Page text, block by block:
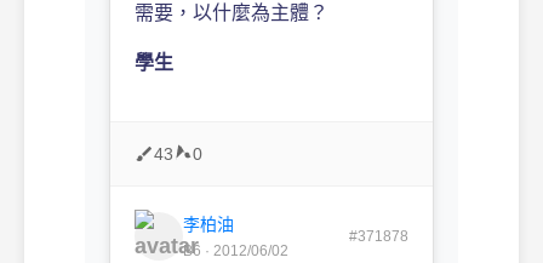
需要，以什麼為主體？
學生
43 0
李柏油
B6 · 2012/06/02
#371878